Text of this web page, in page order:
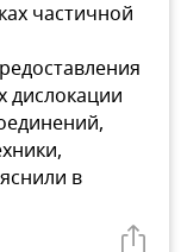
частичной
дислокации
в